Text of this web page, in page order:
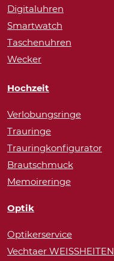
Digitaluhren
Smartwatch
Taschenuhren
Wecker
Hochzeit
Verlobungsringe
Trauringe
Trauringkonfigurator
Brautschmuck
Memoireringe
Optik
Optikerservice
Vechtaer WEISSHEITEN